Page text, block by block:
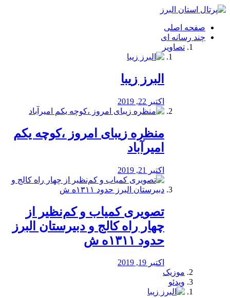
فصد
شرق
تهران
خشکشویی
صفحه اصلی
چند رسانه ای
تصاویر
البرز زیبا
اکتبر 22, 2019
منظره‌‌ زیبای امروز ،کوچه یکم
امیرآباد
اکتبر 21, 2019
️تصویری کمیاب و کم‌نظیر از
چهار راه كالج و دبيرستان البرز
حدود ۱۳۱۱ه ش
اکتبر 19, 2019
موزیک
ویدئو